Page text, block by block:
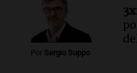
Audio.
Detención
EE.UU. durante
preocupación y
Noticias
Por Sergio Suppo